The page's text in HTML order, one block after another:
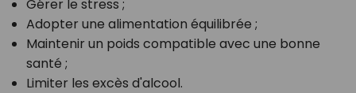
Gérer le stress ;
Adopter une alimentation équilibrée ;
Maintenir un poids compatible avec une bonne
santé ;
Limiter les excès d'alcool.